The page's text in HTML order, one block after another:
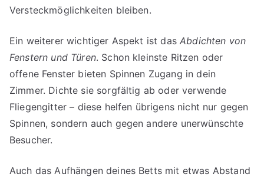
Versteckmöglichkeiten bleiben.
Ein weiterer wichtiger Aspekt ist dasAbdichten von
Fenstern und Türen. Schon kleinste Ritzen oder
offene Fenster bieten Spinnen Zugang in dein
Zimmer. Dichte sie sorgfältig ab oder verwende
Fliegengitter – diese helfen übrigens nicht nur gegen
Spinnen, sondern auch gegen andere unerwünschte
Besucher.
Auch das Aufhängen deines Betts mit etwas Abstand